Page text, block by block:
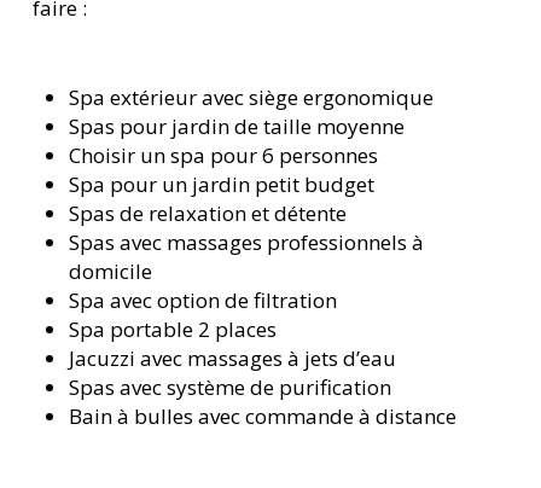
faire :
Spa extérieur avec siège ergonomique
Spas pour jardin de taille moyenne
Choisir un spa pour 6 personnes
Spa pour un jardin petit budget
Spas de relaxation et détente
Spas avec massages professionnels à
domicile
Spa avec option de filtration
Spa portable 2 places
Jacuzzi avec massages à jets d’eau
Spas avec système de purification
Bain à bulles avec commande à distance